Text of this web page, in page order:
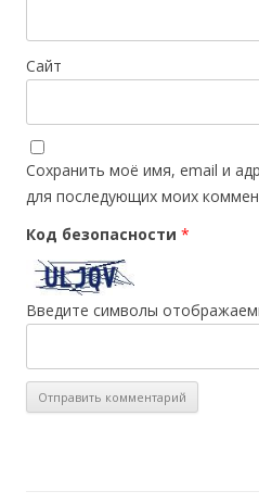
Сайт
Сохранить моё имя, email и
для последующих моих
Код безопасности *
Введите символы